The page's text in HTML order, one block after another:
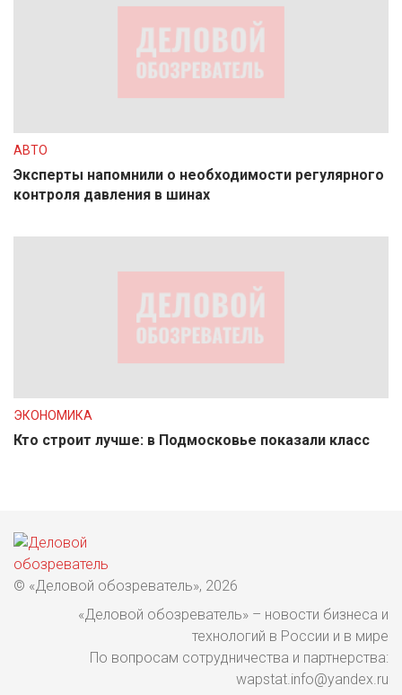
АВТО
Эксперты напомнили о необходимости регулярного
контроля давления в шинах
ЭКОНОМИКА
Кто строит лучше: в Подмосковье показали класс
© «Деловой обозреватель», 2026
«Деловой обозреватель» – новости бизнеса и
технологий в России и в мире
По вопросам сотрудничества и партнерства:
wapstat.info@yandex.ru